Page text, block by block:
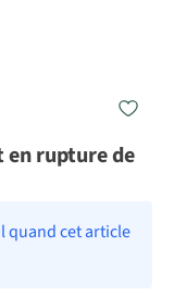
rupture de
quand cet article